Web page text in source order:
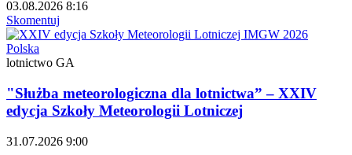
03.08.2026 8:16
Skomentuj
Polska
lotnictwo GA
"Służba meteorologiczna dla lotnictwa” – XXIV
edycja Szkoły Meteorologii Lotniczej
31.07.2026 9:00